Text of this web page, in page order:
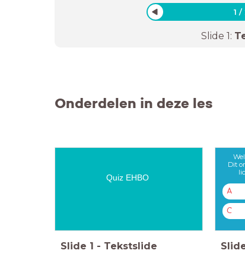
1 /
Slide 1:
Onderdelen in deze les
Quiz EHBO
Slide 1 - Tekstslide
Dit
A
C